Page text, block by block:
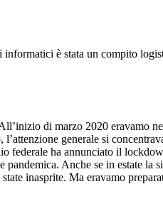
è stata un compito
di marzo 2020 eravamo
generale si
ha annunciato il
Anche se in estate la
inasprite. Ma eravamo